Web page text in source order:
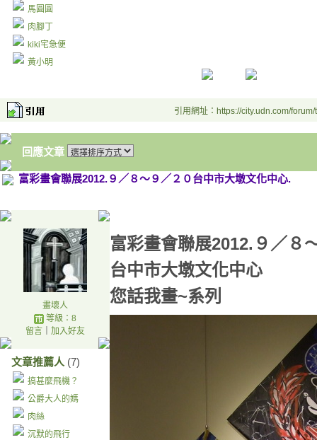
馬圓圓
肉腳丁
kiki宅急便
黃小明
引用網址：https://city.udn.com/
回應文章
富彩畫會聯展2012.９／８～９／２０台中市大墩文化中心.
畫壞人
等級：8
留言｜ 加入好友
文章推薦人 (7)
搞甚麼飛機？
公爵大人的媽
肉絲
沉默的飛行
富彩畫會聯展2012.９／８
台中市大墩文化中心
您話我畫~系列